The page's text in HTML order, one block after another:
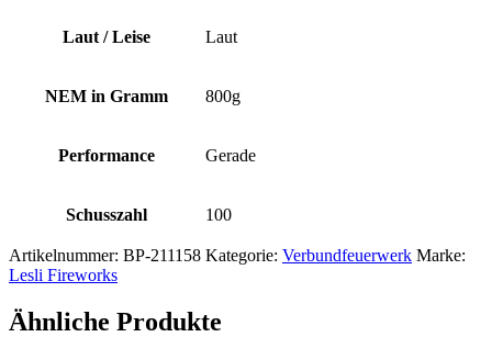
Laut / Leise Laut
NEM in Gramm 800g
Performance Gerade
Schusszahl 100
Artikelnummer: BP-211158 Kategorie: Verbundfeuerwerk Marke:
Lesli Fireworks
Ähnliche Produkte